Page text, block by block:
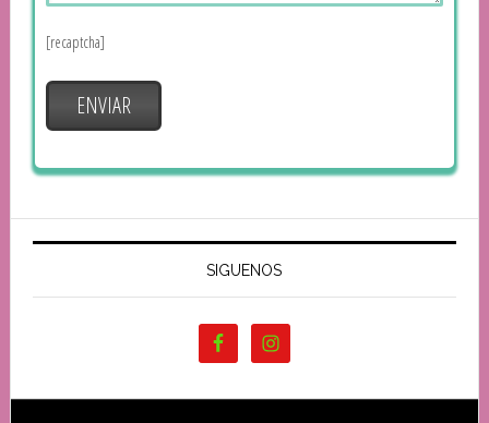
[recaptcha]
SIGUENOS